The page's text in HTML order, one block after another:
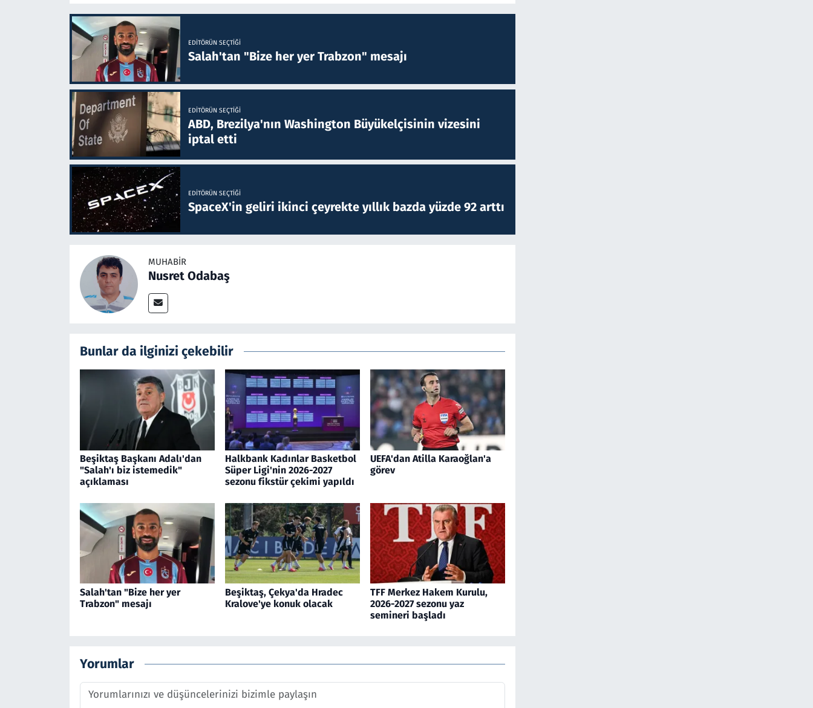
EDITÖRÜN SEÇTIĞI
Salah'tan "Bize her yer Trabzon" mesajı
EDITÖRÜN SEÇTIĞI
ABD, Brezilya'nın Washington Büyükelçisinin vizesini
iptal etti
EDITÖRÜN SEÇTIĞI
SpaceX'in geliri ikinci çeyrekte yıllık bazda yüzde 92 arttı
MUHABIR
Nusret Odabaş
Bunlar da ilginizi çekebilir
Beşiktaş Başkanı Adalı'dan
"Salah'ı biz istemedik"
açıklaması
Halkbank Kadınlar Basketbol
Süper Ligi'nin 2026-2027
sezonu fikstür çekimi yapıldı
UEFA'dan Atilla Karaoğlan'a
görev
Salah'tan "Bize her yer
Trabzon" mesajı
Beşiktaş, Çekya'da Hradec
Kralove'ye konuk olacak
TFF Merkez Hakem Kurulu,
2026-2027 sezonu yaz
semineri başladı
Yorumlar